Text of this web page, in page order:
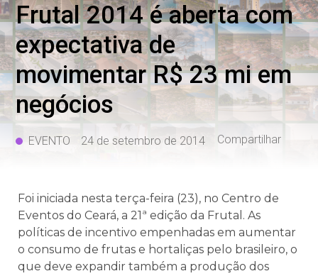
Frutal 2014 é aberta com
expectativa de
movimentar R$ 23 mi em
negócios
EVENTO 24 de setembro de 2014 Compartilhar
Foi iniciada nesta terça-feira (23), no Centro de
Eventos do Ceará, a 21ª edição da Frutal. As
políticas de incentivo empenhadas em aumentar
o consumo de frutas e hortaliças pelo brasileiro, o
que deve expandir também a produção dos